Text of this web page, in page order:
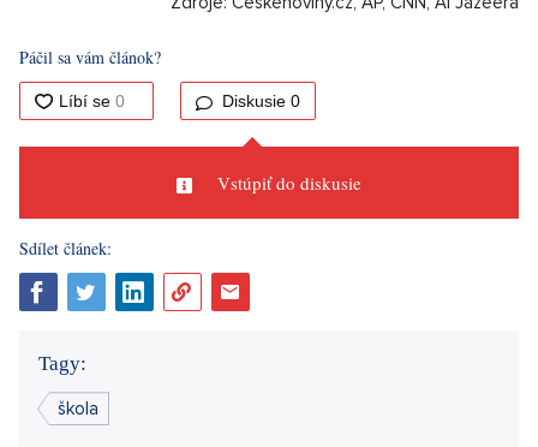
Páčil sa vám článok?
Diskusie 0
Vstúpiť do diskusie
Sdílet článek:
Tagy:
škola